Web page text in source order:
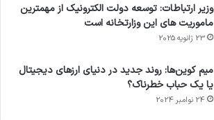
وزیر ارتباطات: توسعه دولت الکترونیک از مهمترین
ماموریت های این وزارتخانه است
23 ژانویه 2025
میم کوین‌ها: روند جدید در دنیای ارزهای دیجیتال
یا یک حباب خطرناک؟
24 نوامبر 2024